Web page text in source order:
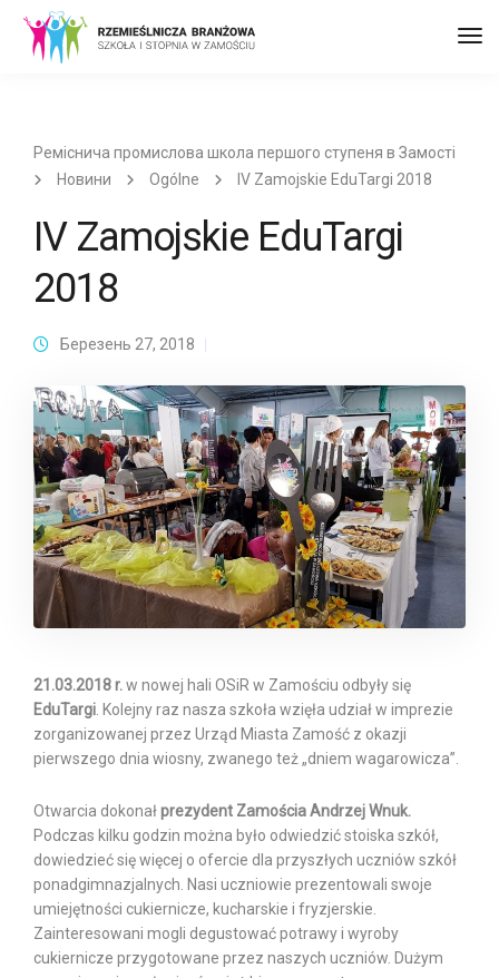
Реміснича промислова школа першого ступеня в Замості
Новини
Ogólne IV Zamojskie EduTargi 2018
IV Zamojskie EduTargi
2018
Березень 27, 2018
21.03.2018 r.w nowej hali OSiR w Zamościu odbyły się
EduTargi . Kolejny raz nasza szkoła wzięła udział w imprezie
zorganizowanej przez Urząd Miasta Zamość z okazji
pierwszego dnia wiosny, zwanego też „dniem wagarowicza”.
Otwarcia dokonałprezydent Zamościa Andrzej Wnuk.
Podczas kilku godzin można było odwiedzić stoiska szkół,
dowiedzieć się więcej o ofercie dla przyszłych uczniów szkół
ponadgimnazjalnych. Nasi uczniowie prezentowali swoje
umiejętności cukiernicze, kucharskie i fryzjerskie.
Zainteresowani mogli degustować potrawy i wyroby
cukiernicze przygotowane przez naszych uczniów. Dużym